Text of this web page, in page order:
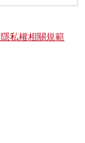
私權相關規範